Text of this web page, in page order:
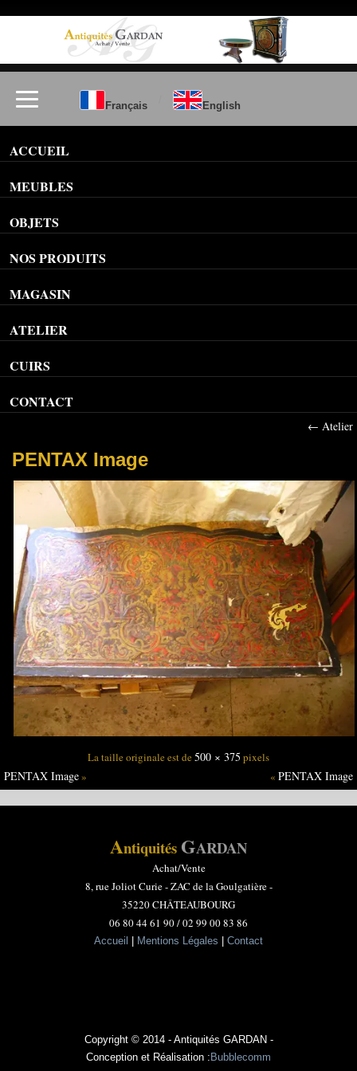
Français English
ACCUEIL
MEUBLES
OBJETS
NOS PRODUITS
MAGASIN
ATELIER
CUIRS
CONTACT
← Atelier
PENTAX Image
La taille originale est de 500 × 375 pixels
PENTAX Image» « PENTAX Image
Antiquités GARDAN
Achat/Vente
8, rue Joliot Curie -ZAC de la Goulgatière -
35220 CHÂTEAUBOURG
06 80 44 61 90 / 02 99 00 83 86
Accueil Mentions Légales Contact
Copyright © 2014 - Antiquités GARDAN -
Conception et Réalisation : Bubblecomm